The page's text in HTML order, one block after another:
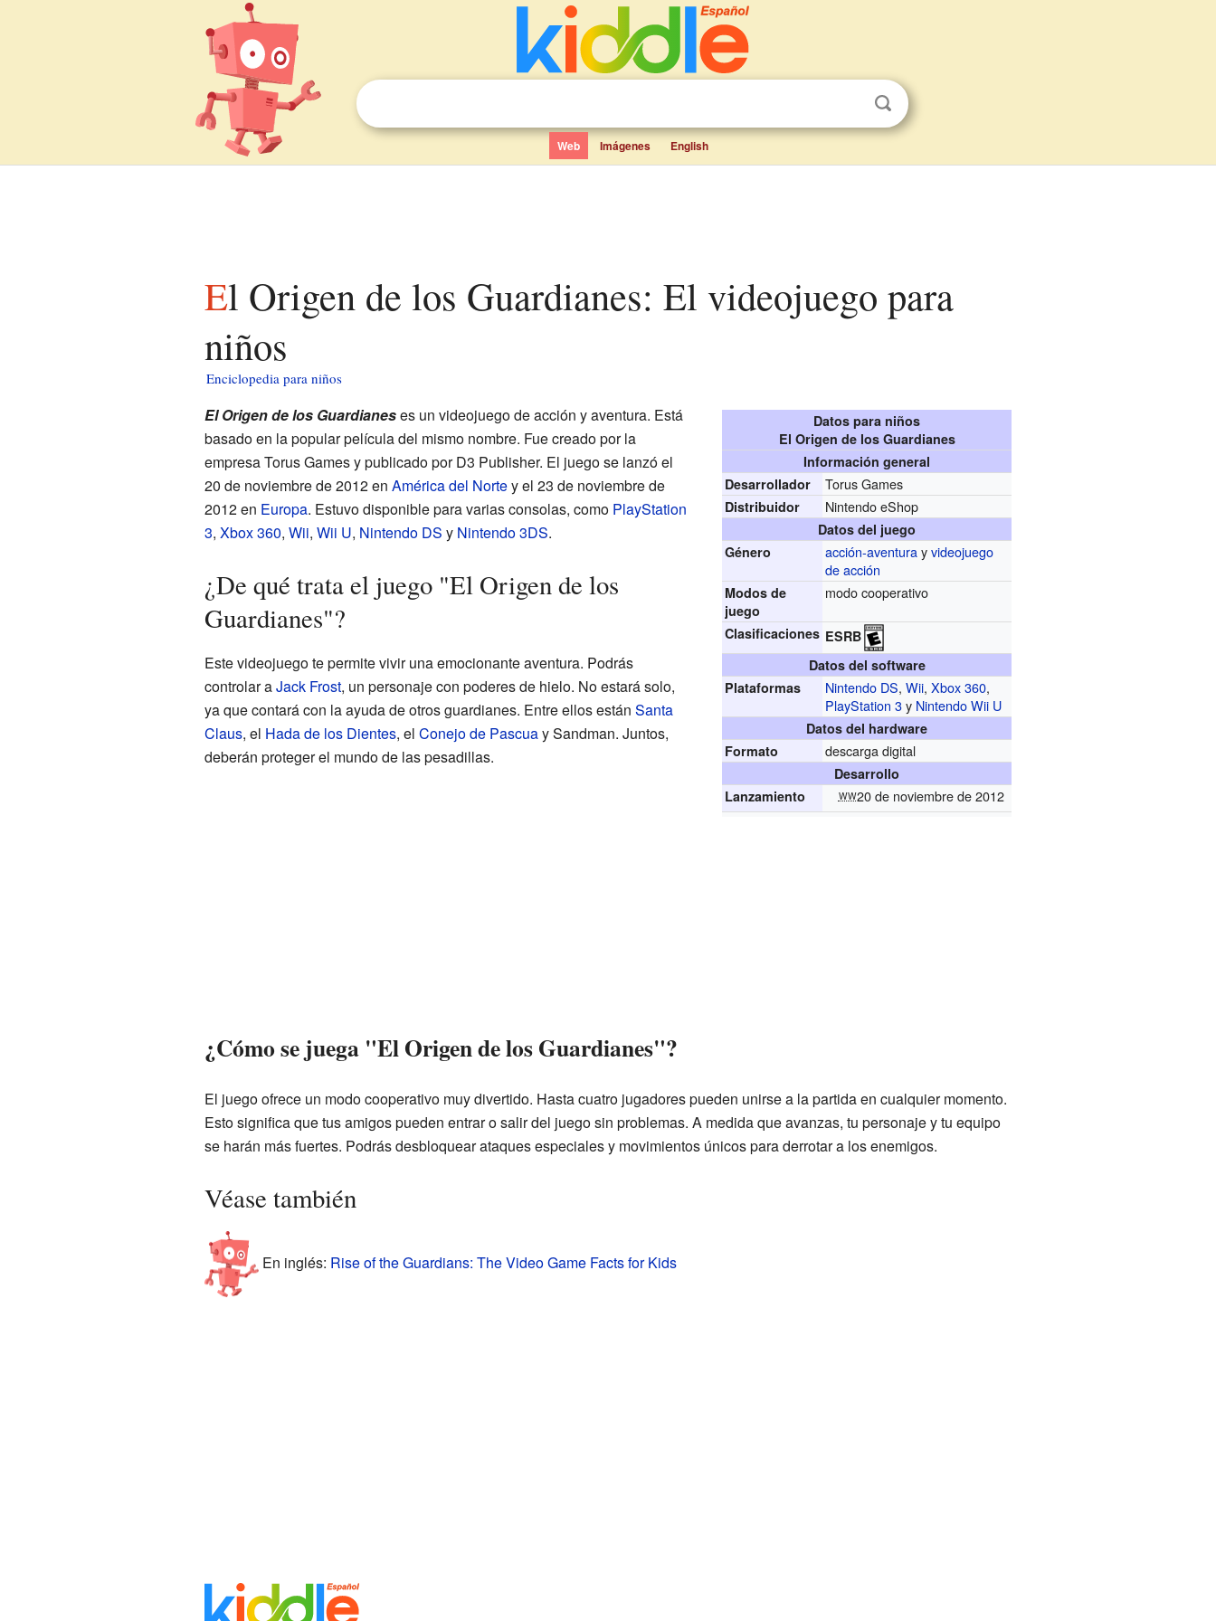
Web Imágenes English
El Origen de los Guardianes: El videojuego para
niños
Enciclopedia para niños
Datos para niños
El Origen de los Guardianes
Información general
Desarrollador
Torus Games
Distribuidor Nintendo eShop
Datos del juego
Género
acción-aventurayvideojuego
de acción
Modos de
juego
modo cooperativo
Clasificaciones ESRB
Datos del software
Plataformas
Nintendo DS,Wii,Xbox 360,
PlayStation 3y Nintendo Wii U
Datos del hardware
Formato
descarga digital
Desarrollo
Lanzamiento
WW20 de noviembre de 2012
El Origen de los Guardianeses un videojuego de acción y aventura. Está
basado en la popular película del mismo nombre. Fue creado por la
empresa Torus Games y publicado por D3 Publisher. El juego se lanzó el
20 de noviembre de 2012 en América del Nortey el 23 de noviembre de
2012 en Europa. Estuvo disponible para varias consolas, como PlayStation
3, Xbox 360, Wii, Wii U, Nintendo DS y Nintendo 3DS.
¿De qué trata el juego "El Origen de los
Guardianes"?
Este videojuego te permite vivir una emocionante aventura. Podrás
controlar aJack Frost, un personaje con poderes de hielo. No estará solo,
ya que contará con la ayuda de otros guardianes. Entre ellos están Santa
Claus, el Hada de los Dientes, el Conejo de Pascuay Sandman. Juntos,
deberán proteger el mundo de las pesadillas.
¿Cómo se juega "El Origen de los Guardianes"?
El juego ofrece un modo cooperativo muy divertido. Hasta cuatro jugadores pueden unirse a la partida en cualquier momento.
Esto significa que tus amigos pueden entrar o salir del juego sin problemas. A medida que avanzas, tu personaje y tu equipo
se harán más fuertes. Podrás desbloquear ataques especiales y movimientos únicos para derrotar a los enemigos.
Véase también
En inglés: Rise of the Guardians: The Video Game Facts for Kids